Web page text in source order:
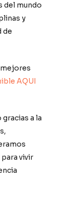
del mundo
y
de
AQUI
gracias a la
vivir